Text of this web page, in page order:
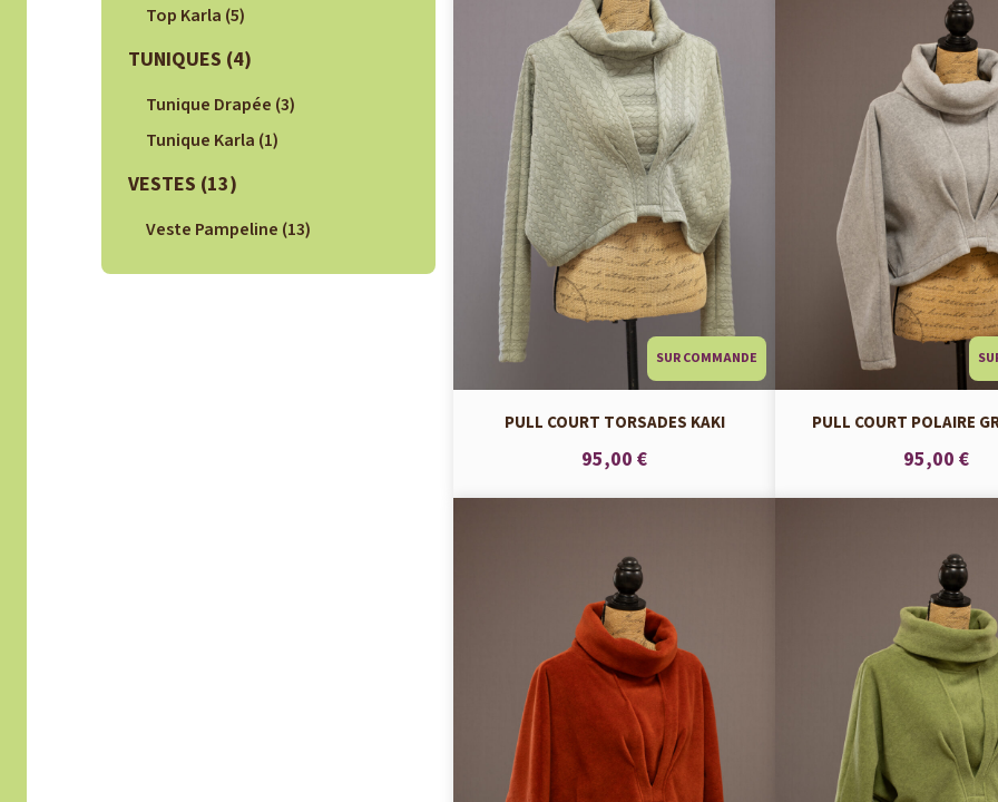
Top Karla (5)
TUNIQUES (4)
Tunique Drapée (3)
Tunique Karla (1)
VESTES (13)
Veste Pampeline (13)
SUR COMMANDE
PULL COURT TORSADES KAKI
95,00 €
PULL COURT POLAIRE
95,00 €